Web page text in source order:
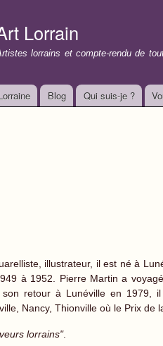
Lorrain
lorrains et compte-rendu de
Blog Qui suis-je ?
illustrateur, il est né à
à 1952. Pierre Martin a
retour à Lunéville en 1979,
Nancy, Thionville où le Prix de
lorrains".